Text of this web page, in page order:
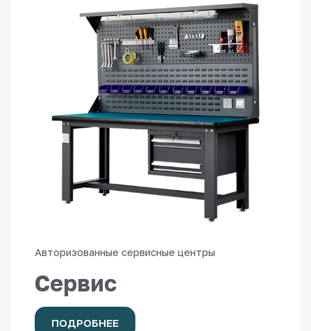
Авторизованные сервисные центры
Сервис
ПОДРОБНЕЕ